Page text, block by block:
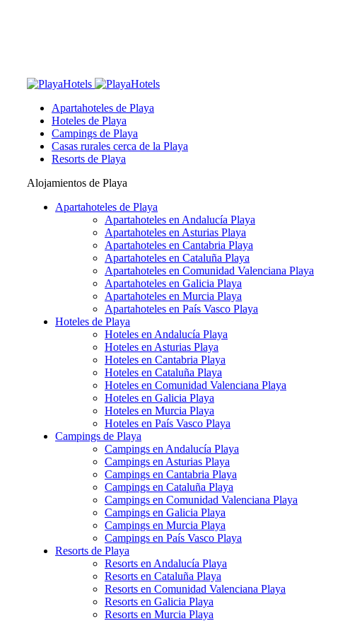
Apartahoteles de Playa
Hoteles de Playa
Campings de Playa
Casas rurales cerca de la Playa
Resorts de Playa
Alojamientos de Playa
Apartahoteles de Playa
Apartahoteles en Andalucía Playa
Apartahoteles en Asturias Playa
Apartahoteles en Cantabria Playa
Apartahoteles en Cataluña Playa
Apartahoteles en Comunidad Valenciana Playa
Apartahoteles en Galicia Playa
Apartahoteles en Murcia Playa
Apartahoteles en País Vasco Playa
Hoteles de Playa
Hoteles en Andalucía Playa
Hoteles en Asturias Playa
Hoteles en Cantabria Playa
Hoteles en Cataluña Playa
Hoteles en Comunidad Valenciana Playa
Hoteles en Galicia Playa
Hoteles en Murcia Playa
Hoteles en País Vasco Playa
Campings de Playa
Campings en Andalucía Playa
Campings en Asturias Playa
Campings en Cantabria Playa
Campings en Cataluña Playa
Campings en Comunidad Valenciana Playa
Campings en Galicia Playa
Campings en Murcia Playa
Campings en País Vasco Playa
Resorts de Playa
Resorts en Andalucía Playa
Resorts en Cataluña Playa
Resorts en Comunidad Valenciana Playa
Resorts en Galicia Playa
Resorts en Murcia Playa